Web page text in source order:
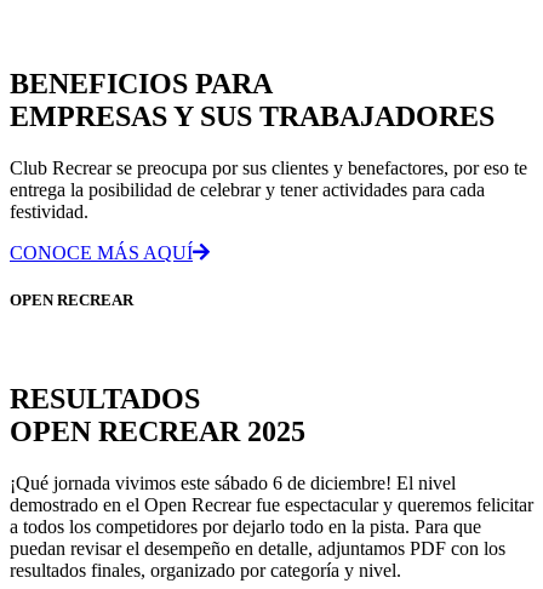
BENEFICIOS PARA
EMPRESAS Y SUS TRABAJADORES
Club Recrear se preocupa por sus clientes y benefactores, por eso te
entrega la posibilidad de celebrar y tener actividades para cada
festividad.
CONOCE MÁS AQUÍ
OPEN RECREAR
RESULTADOS
OPEN RECREAR 2025
¡Qué jornada vivimos este sábado 6 de diciembre! El nivel
demostrado en el Open Recrear fue espectacular y queremos felicitar
a todos los competidores por dejarlo todo en la pista. Para que
puedan revisar el desempeño en detalle, adjuntamos PDF con los
resultados finales, organizado por categoría y nivel.